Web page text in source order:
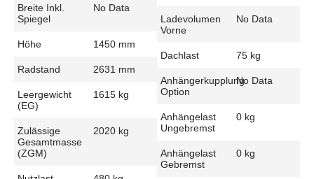
Breite Inkl.
Spiegel
No Data
Höhe 1450 mm
Radstand 2631 mm
Leergewicht
(EG)
1615 kg
Zulässige
Gesamtmasse
(zGM)
2020 kg
Ladevolumen
Vorne
No Data
Dachlast 75 kg
Anhängerkupplung
Option
No Data
Anhängelast
Ungebremst
0 kg
Anhängelast
Gebremst
0 kg